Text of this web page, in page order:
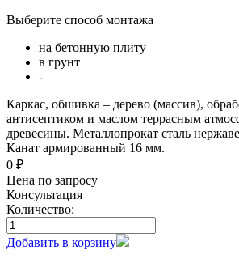
Выберите способ монтажа
на бетонную плиту
в грунт
-
Каркас, обшивка – дерево (массив),
антисептиком и маслом террасным
древесины. Металлопрокат сталь
Канат армированный 16 мм.
0 ₽
Цена по запросу
Консультация
Количество:
Добавить в корзину